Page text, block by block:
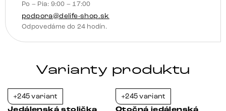
pružina
Po – Pia: 9:00 – 17:00
podpora@delife-shop.sk
Odpovedáme do 24 hodín.
Varianty produktu
+245 variant +245 variant